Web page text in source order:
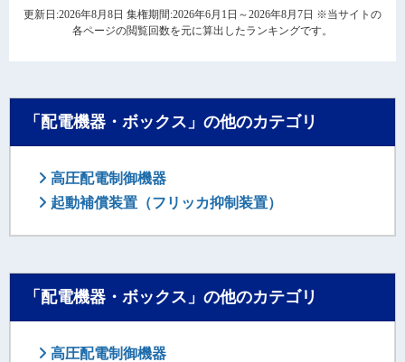
更新日:2026年8月8日 集権期間:2026年6月1日～2026年8月7日 ※当サイトの
各ページの閲覧回数を元に算出したランキングです。
「配電機器・ボックス」の他のカテゴリ
高圧配電制御機器
起動補償装置（フリッカ抑制装置）
「配電機器・ボックス」の他のカテゴリ
高圧配電制御機器